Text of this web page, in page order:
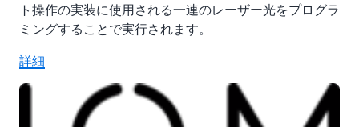
ト操作の実装に使用される一連のレーザー光をプログラ
ミングすることで実行されます。
詳細